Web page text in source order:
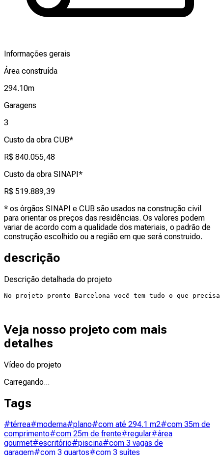
Informações gerais
Área construída
294.10m
Garagens
3
Custo da obra CUB*
R$ 840.055,48
Custo da obra SINAPI*
R$ 519.889,39
* os órgãos SINAPI e CUB são usados na construção civil
para orientar os preços das residências. Os valores podem
variar de acordo com a qualidade dos materiais, o padrão de
construção escolhido ou a região em que será construido.
descrição
Descrição detalhada do projeto
No projeto pronto Barcelona você tem tudo o que
Veja nosso projeto com mais
detalhes
Vídeo do projeto
Carregando...
Tags
#térrea#moderna#plano#com até 294.1 m2#com 35m de
comprimento#com 25m de frente#regular#área
gourmet#escritório#piscina#com 3 vagas de
garagem#com 3 quartos#com 3 suítes